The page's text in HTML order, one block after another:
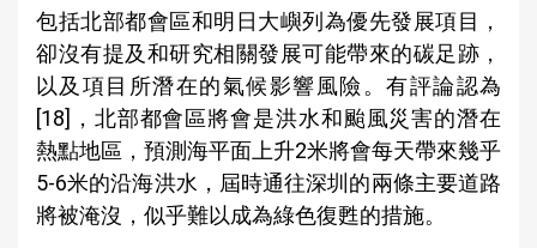
包括北部都會區和明日大嶼列為優先發展項目，
卻沒有提及和研究相關發展可能帶來的碳足跡，
以及項目所潛在的氣候影響風險。有評論認為
[18]，北部都會區將會是洪水和颱風災害的潛在
熱點地區，預測海平面上升2米將會每天帶來幾乎
5-6米的沿海洪水，屆時通往深圳的兩條主要道路
將被淹沒，似乎難以成為綠色復甦的措施。